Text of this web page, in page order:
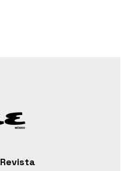
Revista